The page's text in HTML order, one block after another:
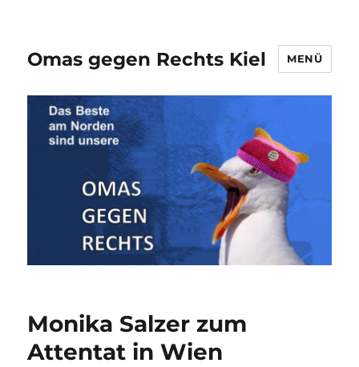
Omas gegen Rechts Kiel MENÜ
Monika Salzer zum
Attentat in Wien